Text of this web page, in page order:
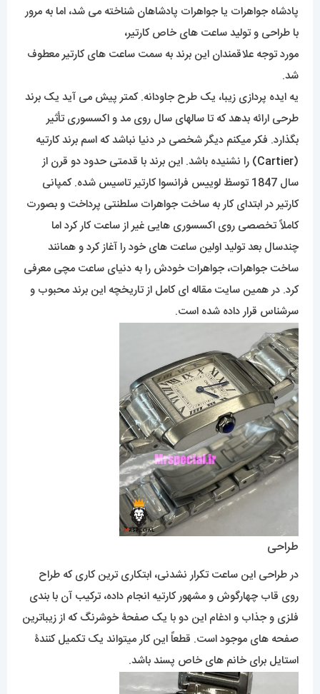
پادشاه جواهرات یا جواهرات پادشاهان شناخته می شد، اما به مرور
با طراحی و تولید ساعت های خاص کارتیر،
مورد توجه علاقمندان این برند به سمت ساعت های کارتیر معطوف
شد.
یه ایده پردازی زیبا، یک طرح جاودانه. کمتر پیش می آید یک برند
طرحی ارائه بدهد که تا سالهای سال روی مد و اکسسوری تأثیر
بگذارد. فکر میکنم دیگر شخصی در دنیا نباشد که اسم برند کارتیه
(
Cartier) را نشنیده باشد. این برند با قدمتی حدود دو قرن از
سال 1847 توسظ لوییس فرانسوا کارتیر تاسیس شده. کمپانی
کارتیر در ابتدای کار به ساخت جواهرات سلطنتی پرداخت و بصورت
کاملاً تخصصی روی اکسسوری هایی غیر از ساعت کار کرد اما
چندسال بعد تولید اولین ساعت های خود را آغاز کرد و همانند
ساخت جواهرات، جواهرات خودش را به دنیای ساعت مچی معرفی
کرد. در همین سایت مقاله ای کامل از تاریخچه این برند محبوب و
سرشناس قرار داده شده است.
طراحی
در طراحی این ساعت تکرار نشدنی، ابتکاری ترین کاری که طراح
روی قاب چهارگوش و مشهور کارتیه انجام داده، ترکیب آن با بندی
فلزی و جذاب و ادغام این دو با یک صفحۀ خوشرنگ که از زیباترین
صفحه های موجود است. قطعاً این کار میتواند یک تکمیل کنندۀ
استایل برای خانم های خاص پسند باشد.